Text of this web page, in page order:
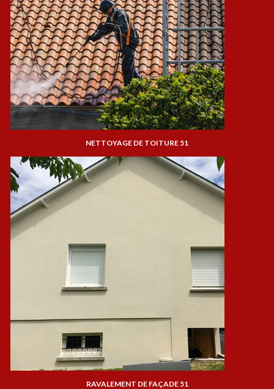
NETTOYAGE DE TOITURE 51
RAVALEMENT DE FAÇADE 51